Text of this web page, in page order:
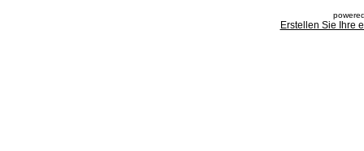
Erstellen Sie Ihre